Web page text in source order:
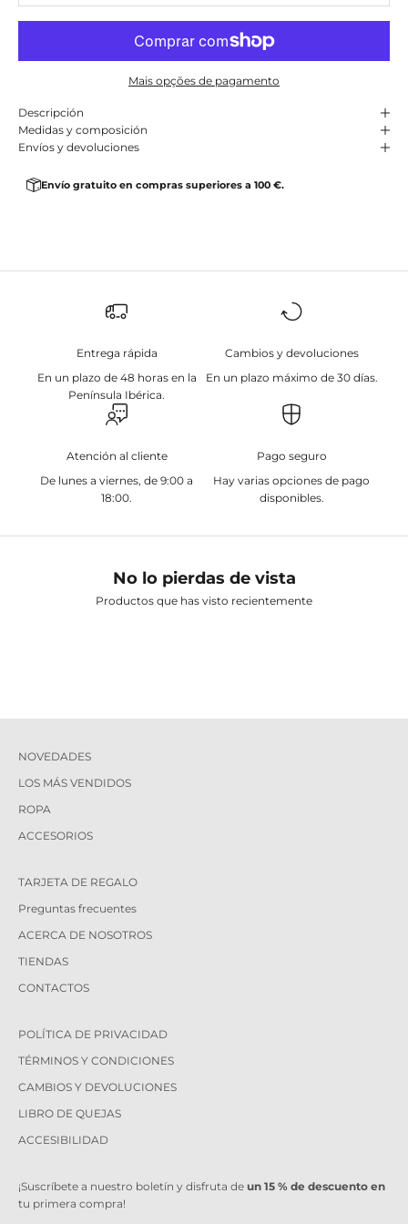
Mais opções de pagamento
Descripción
Medidas y composición
Envíos y devoluciones
Envío gratuito en compras superiores a 100 €.
Entrega rápida
En un plazo de 48 horas en la
Península Ibérica.
Cambios y devoluciones
En un plazo máximo de 30 días.
Atención al cliente
De lunes a viernes, de 9:00 a
18:00.
Pago seguro
Hay varias opciones de pago
disponibles.
No lo pierdas de vista
Productos que has visto recientemente
NOVEDADES
LOS MÁS VENDIDOS
ROPA
ACCESORIOS
TARJETA DE REGALO
Preguntas frecuentes
ACERCA DE NOSOTROS
TIENDAS
CONTACTOS
POLÍTICA DE PRIVACIDAD
TÉRMINOS Y CONDICIONES
CAMBIOS Y DEVOLUCIONES
LIBRO DE QUEJAS
ACCESIBILIDAD
¡Suscríbete a nuestro boletín y disfruta de un 15 % de descuento en
tu primera compra!